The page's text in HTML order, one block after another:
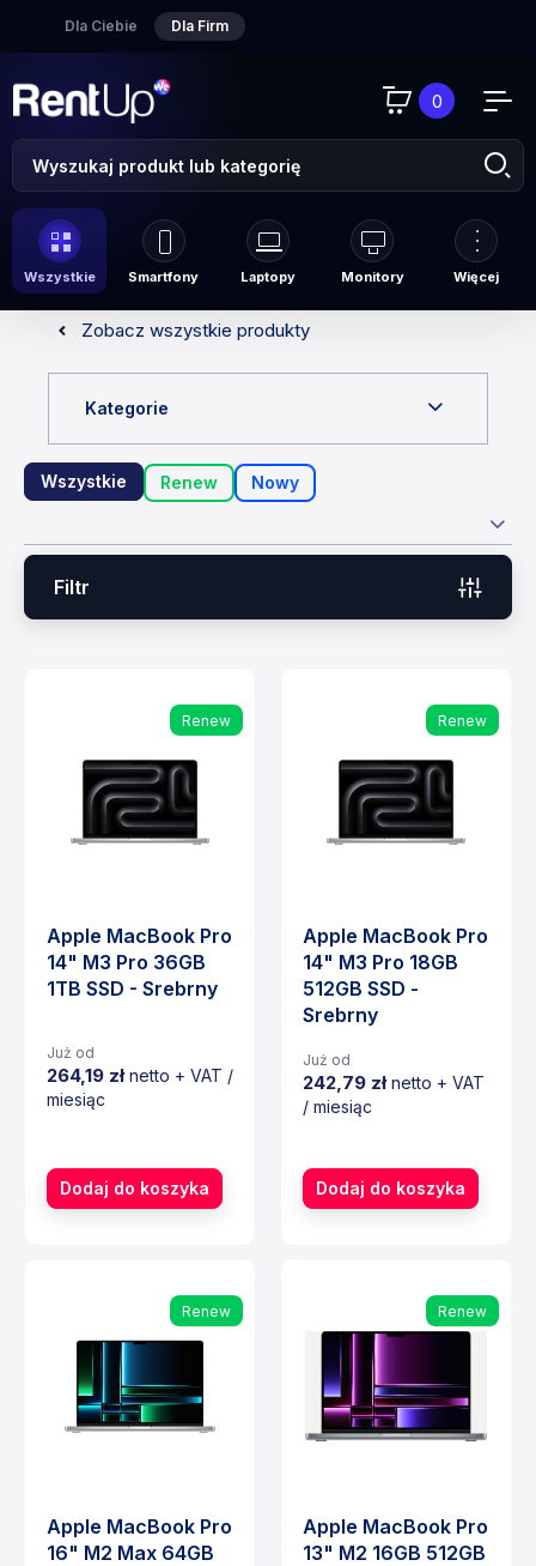
Dla Ciebie Dla Firm
0
Wszystkie Smartfony Laptopy Monitory Więcej
Zobacz wszystkie produkty
Kategorie
Wszystkie Renew Nowy
Filtr
Renew
Apple MacBook Pro
14" M3 Pro 36GB
1TB SSD - Srebrny
Już od
264,19 złnetto + VAT /
miesiąc
Dodaj do koszyka
Renew
Apple MacBook Pro
14" M3 Pro 18GB
512GB SSD -
Srebrny
Już od
242,79 złnetto + VAT
/ miesiąc
Dodaj do koszyka
Renew
Apple MacBook Pro
16" M2 Max 64GB
Renew
Apple MacBook Pro
13" M2 16GB 512GB